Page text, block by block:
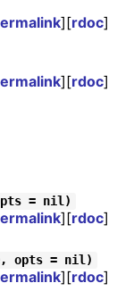
][rdoc]
][rdoc]
= nil)
][rdoc]
opts = nil)
][rdoc]